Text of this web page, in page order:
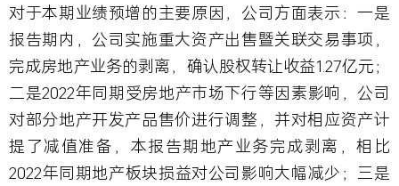
对于本期业绩预增的主要原因，公司方面表示：一是
报告期内，公司实施重大资产出售暨关联交易事项，
完成房地产业务的剥离，确认股权转让收益1.27亿元；
二是2022年同期受房地产市场下行等因素影响，公司
对部分地产开发产品售价进行调整，并对相应资产计
提了减值准备，本报告期地产业务完成剥离，相比
2022年同期地产板块损益对公司影响大幅减少；三是